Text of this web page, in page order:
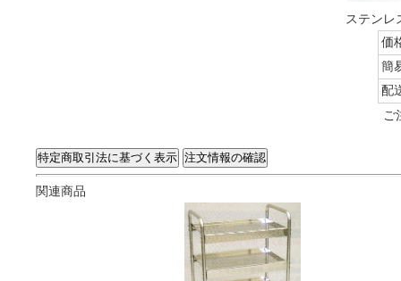
ステンレ
価
簡
配
ご
関連商品